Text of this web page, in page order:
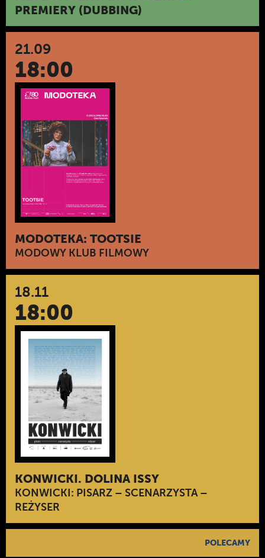
PREMIERY (DUBBING)
21.09
18:00
MODOTEKA: TOOTSIE
MODOWY KLUB FILMOWY
18.11
18:00
KONWICKI. DOLINA ISSY
KONWICKI: PISARZ – SCENARZYSTA –
REŻYSER
POLECAMY